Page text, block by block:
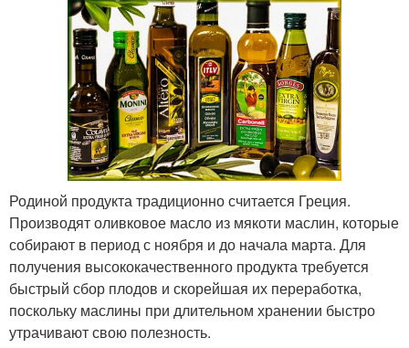
Родиной продукта традиционно считается Греция.
Производят оливковое масло из мякоти маслин, которые
собирают в период с ноября и до начала марта. Для
получения высококачественного продукта требуется
быстрый сбор плодов и скорейшая их переработка,
поскольку маслины при длительном хранении быстро
утрачивают свою полезность.